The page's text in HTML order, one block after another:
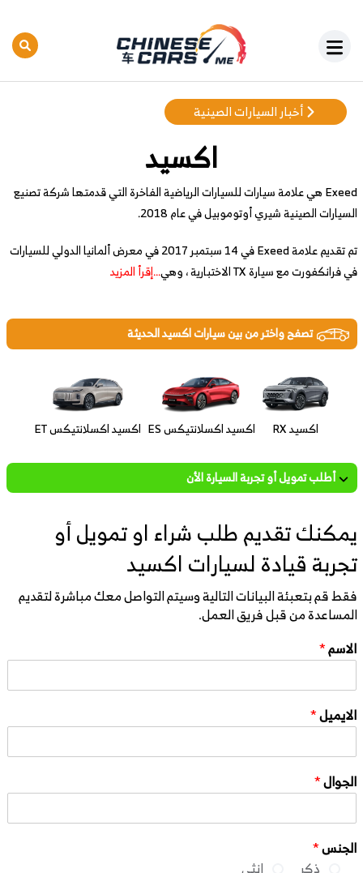
أخبار السيارات الصينية
اكسيد
Exeed هي علامة سيارات للسيارات الرياضية الفاخرة التي قدمتها شركة تصنيع
السيارات الصينية شيري أوتوموبيل في عام 2018.
تم تقديم علامة Exeed في 14 سبتمبر 2017 في معرض ألمانيا الدولي للسيارات
في فرانكفورت مع سيارة TX الاختبارية ، وهي
...إقرأ المزيد
تصفح واختر من بين سيارات اكسيد الحديثة
اكسيد RX اكسيد اكسلانتيكس ES اكسيد اكسلانتيكس ET
أطلب تمويل أو تجربة السيارة الأن
يمكنك تقديم طلب شراء او تمويل أو
تجربة قيادة لسيارات اكسيد
فقط قم بتعبئة البيانات التالية وسيتم التواصل معك مباشرة لتقديم
المساعدة من قبل فريق العمل.
الاسم*
الايميل*
الجوال*
الجنس*
ذكر
انثى